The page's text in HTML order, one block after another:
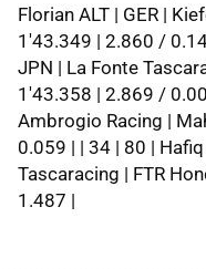
Florian ALT | GER |
1'43.349 | 2.860 /
JPN | La Fonte
1'43.358 | 2.869 /
Ambrogio Racing |
0.059 | | 34 | 80 |
Tascaracing | FTR
1.487 |